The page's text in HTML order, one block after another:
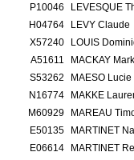
P10046
LEVESQUE
H04764
LEVY Claude
X57240
LOUIS
A51611
MACKAY Mark
S53262
MAESO Lucie
N16774
MAKKE
M60929
MAREAU
E50135
MARTINET
E06614
MARTINET